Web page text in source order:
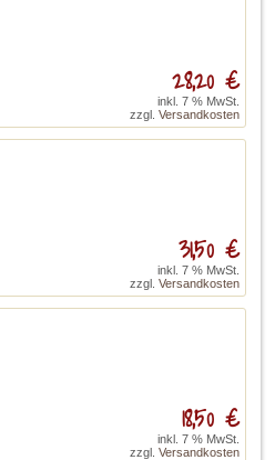
28,20 €
inkl. 7 % MwSt.
zzgl. Versandkosten
31,50 €
inkl. 7 % MwSt.
zzgl. Versandkosten
18,50 €
inkl. 7 % MwSt.
zzgl. Versandkosten